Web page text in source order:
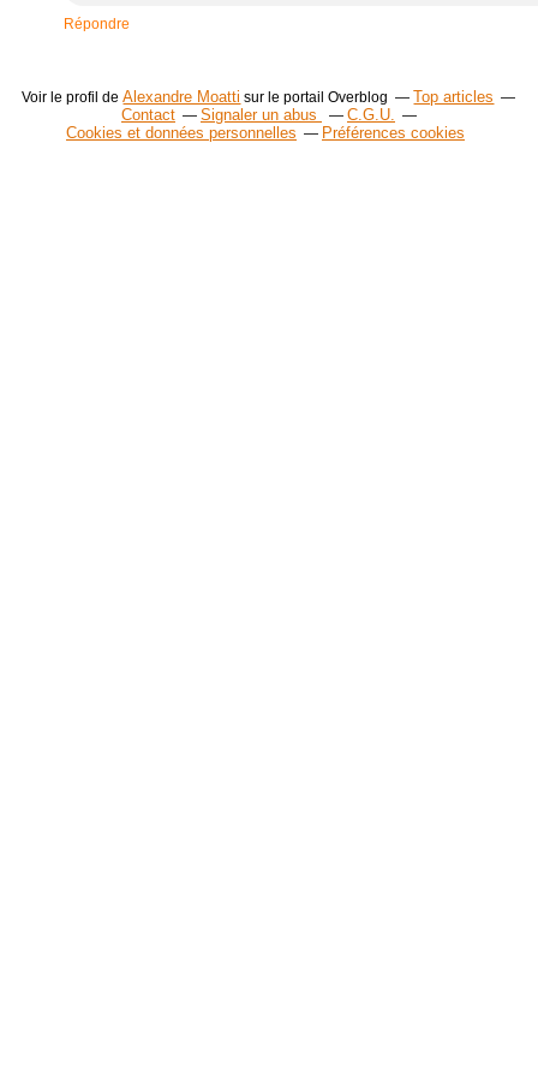
Répondre
Voir le profil deAlexandre Moatti sur le portail Overblog
Top articles
Contact
Signaler un abus
C.G.U.
Cookies et données personnelles
Préférences cookies